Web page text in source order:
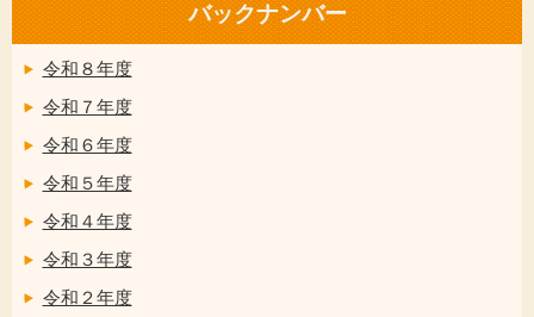
バックナンバー
令和８年度
令和７年度
令和６年度
令和５年度
令和４年度
令和３年度
令和２年度